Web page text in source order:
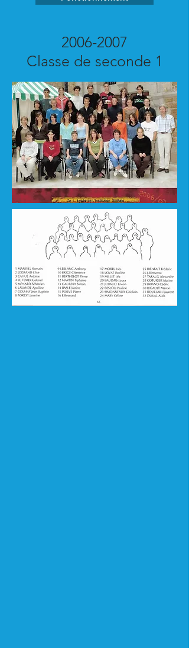
2006-2007
Classe de seconde 1